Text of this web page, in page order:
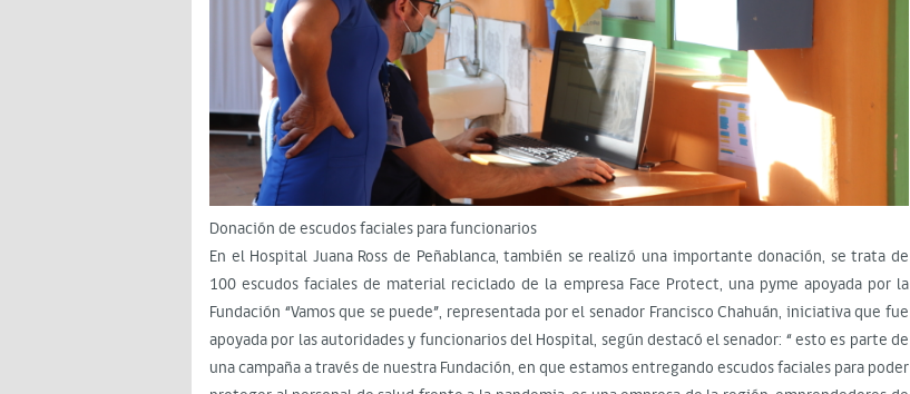
Donación de escudos faciales para funcionarios
En el Hospital Juana Ross de Peñablanca, también se realizó una importante donación, se trata de
100 escudos faciales de material reciclado de la empresa Face Protect, una pyme apoyada por la
Fundación “Vamos que se puede”, representada por el senador Francisco Chahuán, iniciativa que fue
apoyada por las autoridades y funcionarios del Hospital, según destacó el senador: “ esto es parte de
una campaña a través de nuestra Fundación, en que estamos entregando escudos faciales para poder